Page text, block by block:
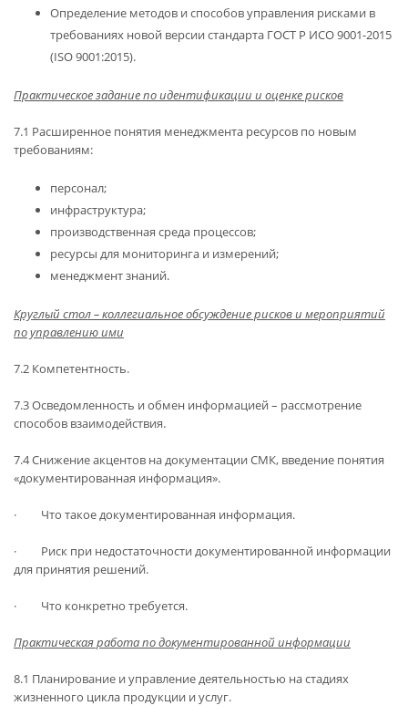
Определение методов и способов управления рисками в
требованиях новой версии стандарта ГОСТ Р ИСО 9001-2015
(ISO 9001:2015).
Практическое задание по идентификации и оценке рисков
7.1 Расширенное понятия менеджмента ресурсов по новым
требованиям:
персонал;
инфраструктура;
производственная среда процессов;
ресурсы для мониторинга и измерений;
менеджмент знаний.
Круглый стол – коллегиальное обсуждение рисков и мероприятий
по управлению ими
7.2 Компетентность.
7.3 Осведомленность и обмен информацией – рассмотрение
способов взаимодействия.
7.4 Снижение акцентов на документации СМК, введение понятия
«документированная информация».
· Что такое документированная информация.
· Риск при недостаточности документированной информации
для принятия решений.
· Что конкретно требуется.
Практическая работа по документированной информации
8.1 Планирование и управление деятельностью на стадиях
жизненного цикла продукции и услуг.